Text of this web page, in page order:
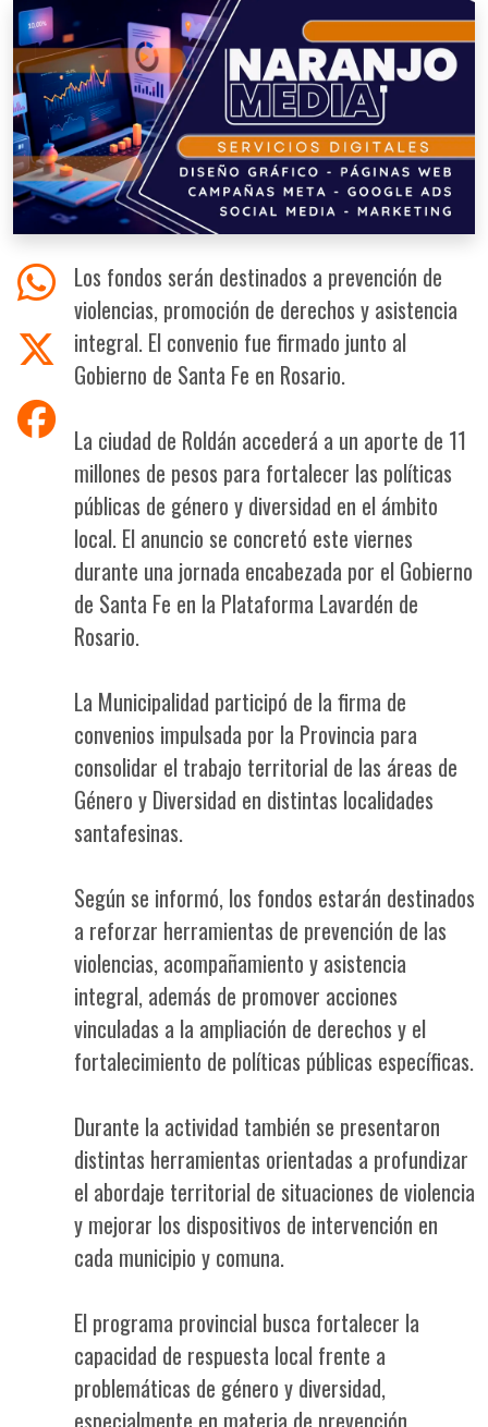
Los fondos serán destinados a prevención de
violencias, promoción de derechos y asistencia
integral. El convenio fue firmado junto al
Gobierno de Santa Fe en Rosario.
La ciudad de Roldán accederá a un aporte de 11
millones de pesos para fortalecer las políticas
públicas de género y diversidad en el ámbito
local. El anuncio se concretó este viernes
durante una jornada encabezada por el Gobierno
de Santa Fe en la Plataforma Lavardén de
Rosario.
La Municipalidad participó de la firma de
convenios impulsada por la Provincia para
consolidar el trabajo territorial de las áreas de
Género y Diversidad en distintas localidades
santafesinas.
Según se informó, los fondos estarán destinados
a reforzar herramientas de prevención de las
violencias, acompañamiento y asistencia
integral, además de promover acciones
vinculadas a la ampliación de derechos y el
fortalecimiento de políticas públicas específicas.
Durante la actividad también se presentaron
distintas herramientas orientadas a profundizar
el abordaje territorial de situaciones de violencia
y mejorar los dispositivos de intervención en
cada municipio y comuna.
El programa provincial busca fortalecer la
capacidad de respuesta local frente a
problemáticas de género y diversidad,
especialmente en materia de prevención,